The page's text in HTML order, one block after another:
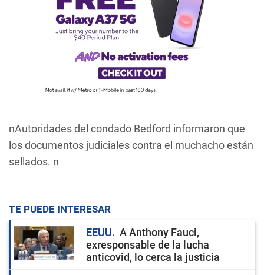
nAutoridades del condado Bedford informaron que
los documentos judiciales contra el muchacho están
sellados. n
TE PUEDE INTERESAR
EEUU
A Anthony Fauci,
exresponsable de la lucha
anticovid, lo cerca la justicia